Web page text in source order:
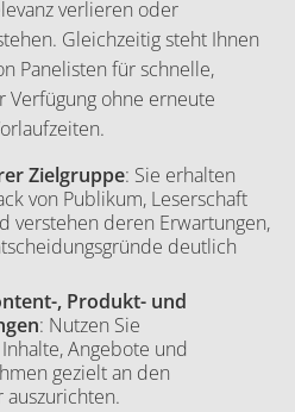
verlieren oder
Gleichzeitig steht Ihnen
Panelisten für schnelle,
Verfügung ohne erneute
Zielgruppe: Sie erhalten
von Publikum, Leserschaft
verstehen deren Erwartungen,
deutlich
, Produkt- und
: Nutzen Sie
Angebote und
gezielt an den